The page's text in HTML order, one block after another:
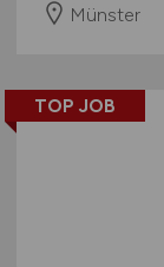
Münster
TOP JOB